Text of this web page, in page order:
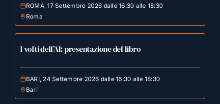
ROMA, 17 Settembre 2026 dalle 16:30 alle 18:30
Roma
I volti dell’AI: presentazione del libro
BARI, 24 Settembre 2026 dalle 16:30 alle 18:30
Bari